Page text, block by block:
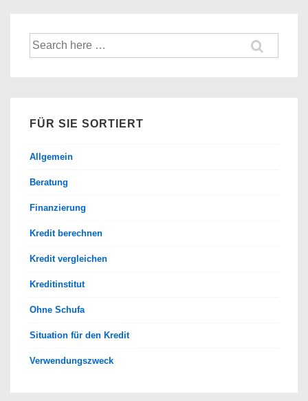
Banken
Suche
nach:
FÜR SIE SORTIERT
Allgemein
Beratung
Finanzierung
Kredit berechnen
Kredit vergleichen
Kreditinstitut
Ohne Schufa
Situation für den Kredit
Verwendungszweck